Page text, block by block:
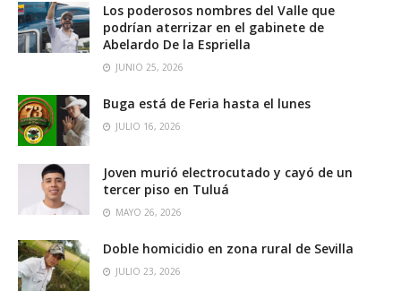
Los poderosos nombres del Valle que
podrían aterrizar en el gabinete de
Abelardo De la Espriella
JUNIO 25, 2026
Buga está de Feria hasta el lunes
JULIO 16, 2026
Joven murió electrocutado y cayó de un
tercer piso en Tuluá
MAYO 26, 2026
Doble homicidio en zona rural de Sevilla
JULIO 23, 2026